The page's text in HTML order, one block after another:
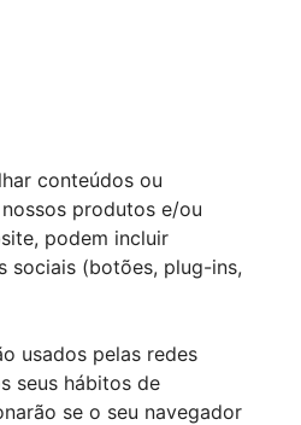
conteúdos ou
produtos e/ou
podem incluir
sociais (botões, plug-ins,
usados pelas redes
seus hábitos de
se o seu navegador